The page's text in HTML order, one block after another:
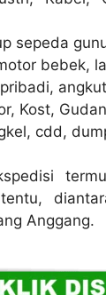
sepeda
bebek,
Kost,
cdd,
Anggang.